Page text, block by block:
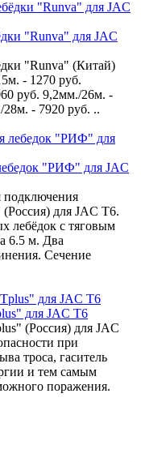
"Runva" для JAC
"Runva" (Китай)
- 1270 руб.
руб. 9,2мм./26м. -
- 7920 руб. ..
"РИФ" для JAC
подключения
для JAC T6.
лебёдок с тяговым
6.5 м. Два
Сечение
для JAC T6
(Россия) для JAC
при
троса, гаситель
и тем самым
поражения.